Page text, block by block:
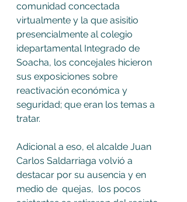
comunidad concectada
virtualmente y la que asisitio
presencialmente al colegio
idepartamental Integrado de
Soacha, los concejales hicieron
sus exposiciones sobre
reactivación económica y
seguridad; que eran los temas a
tratar.
Adicional a eso, el alcalde Juan
Carlos Saldarriaga volvió a
destacar por su ausencia y en
medio de  quejas,  los pocos